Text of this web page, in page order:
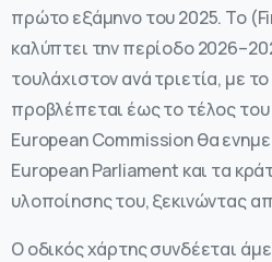
πρώτο εξάμηνο του 2025. Το
καλύπτει την περίοδο
τουλάχιστον ανά τριετία, με
προβλέπεται έως το τέλος
European Commission θα
European Parliament και τα
υλοποίησης του, ξεκινώντας
Ο οδικός χάρτης συνδέεται